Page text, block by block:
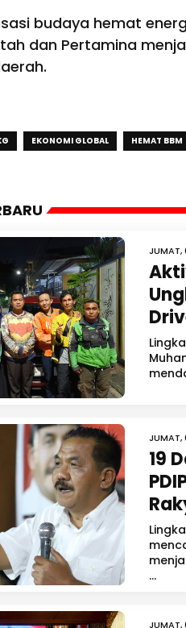
budaya hemat
dan Pertamina
EKONOMI GLOBAL HEMAT BBM
JUMAT,
JUMAT,
19
...
JUMAT,